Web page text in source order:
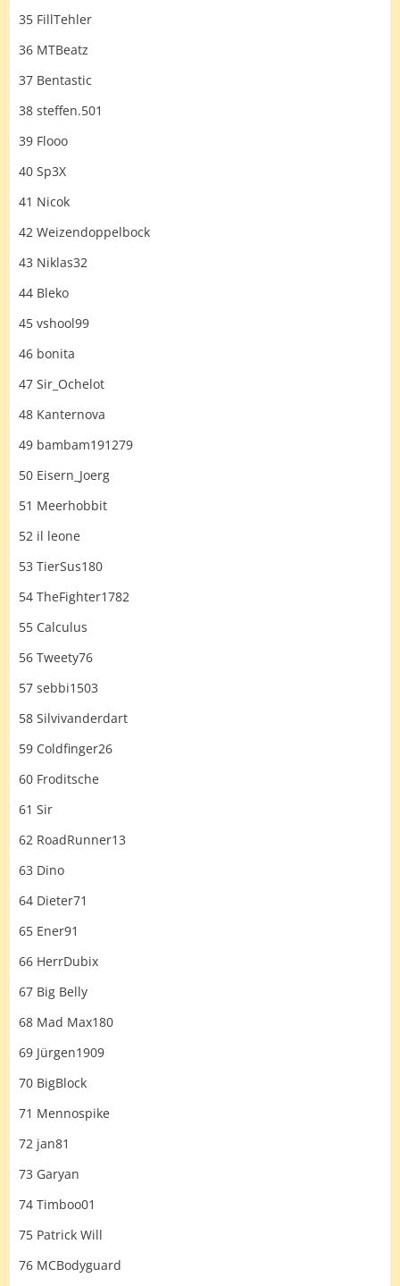
35 FillTehler
36 MTBeatz
37 Bentastic
38 steffen.501
39 Flooo
40 Sp3X
41 Nicok
42 Weizendoppelbock
43 Niklas32
44 Bleko
45 vshool99
46 bonita
47 Sir_Ochelot
48 Kanternova
49 bambam191279
50 Eisern_Joerg
51 Meerhobbit
52 il leone
53 TierSus180
54 TheFighter1782
55 Calculus
56 Tweety76
57 sebbi1503
58 Silvivanderdart
59 Coldfinger26
60 Froditsche
61 Sir
62 RoadRunner13
63 Dino
64 Dieter71
65 Ener91
66 HerrDubix
67 Big Belly
68 Mad Max180
69 Jürgen1909
70 BigBlock
71 Mennospike
72 jan81
73 Garyan
74 Timboo01
75 Patrick Will
76 MCBodyguard